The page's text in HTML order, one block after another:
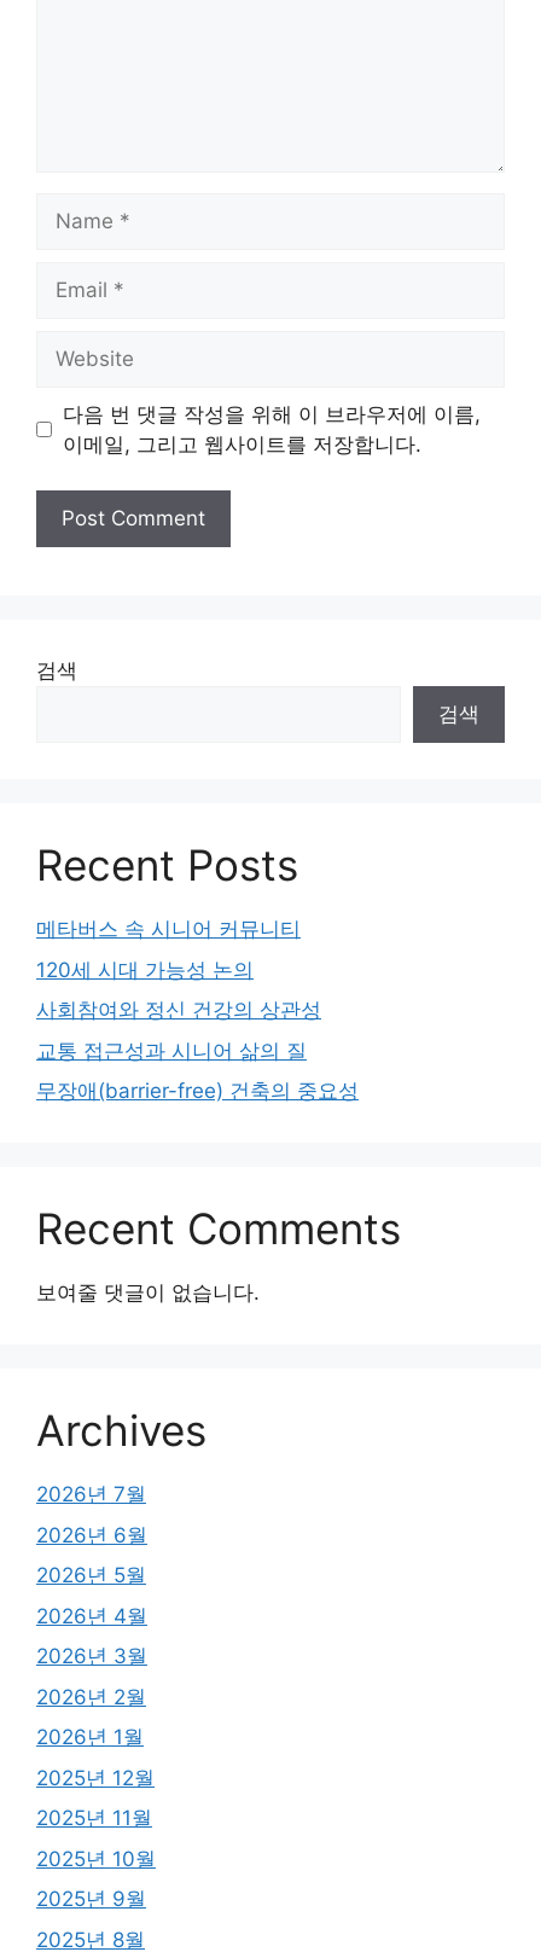
다음 번 댓글 작성을 위해 이 브라우저에 이름,
이메일, 그리고 웹사이트를 저장합니다.
검색
검색
Recent Posts
메타버스 속 시니어 커뮤니티
120세 시대 가능성 논의
사회참여와 정신 건강의 상관성
교통 접근성과 시니어 삶의 질
무장애(barrier-free) 건축의 중요성
Recent Comments
보여줄 댓글이 없습니다.
Archives
2026년 7월
2026년 6월
2026년 5월
2026년 4월
2026년 3월
2026년 2월
2026년 1월
2025년 12월
2025년 11월
2025년 10월
2025년 9월
2025년 8월